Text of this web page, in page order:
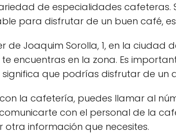
de especialidades cafeteras.
para disfrutar de un buen café,
de Joaquim Sorolla, 1, en la ciudad
encuentras en la zona. Es
que podrías disfrutar de un
la cafetería, puedes llamar al
con el personal de la
otra información que necesites.